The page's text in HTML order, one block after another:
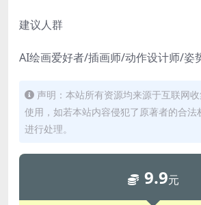
建议人群
AI绘画爱好者/插画师/动作设计师/姿
声明：本站所有资源均来源于互联网
使用，如若本站内容侵犯了原著者的合法
进行处理。
9.9元